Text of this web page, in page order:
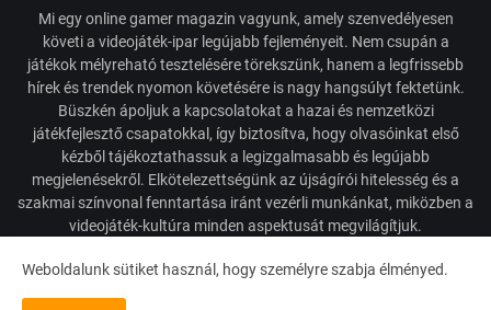
Mi egy online gamer magazin vagyunk, amely szenvedélyesen
követi a videojáték-ipar legújabb fejleményeit. Nem csupán a
játékok mélyreható tesztelésére törekszünk, hanem a legfrissebb
hírek és trendek nyomon követésére is nagy hangsúlyt fektetünk.
Büszkén ápoljuk a kapcsolatokat a hazai és nemzetközi
játékfejlesztő csapatokkal, így biztosítva, hogy olvasóinkat első
kézből tájékoztathassuk a legizgalmasabb és legújabb
megjelenésekről. Elkötelezettségünk az újságírói hitelesség és a
szakmai színvonal fenntartása iránt vezérli munkánkat, miközben a
videojáték-kultúra minden aspektusát megvilágítjuk.
Weboldalunk sütiket használ, hogy személyre szabja élményed.